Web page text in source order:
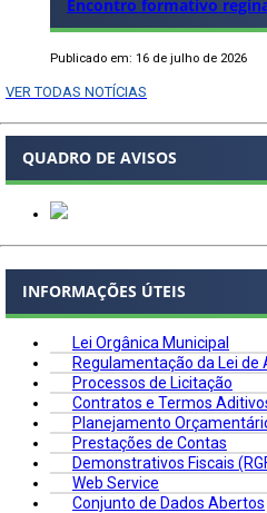
Encontro formativo
Publicado em: 16 de julho de 2026
VER TODAS NOTÍCIAS
QUADRO DE AVISOS
INFORMAÇÕES ÚTEIS
Lei Orgânica Municipal
Regulamentação da Lei
Processos de Licitação
Contratos e Termos
Planejamento
Prestações de Contas
Demonstrativos Fiscais
Web Service
Conjunto de Dados Abertos